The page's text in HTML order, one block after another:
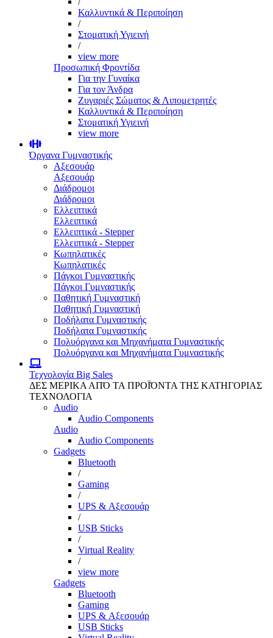
Καλλυντικά & Περιποίηση
/
Στοματική Υγιεινή
/
view more
Προσωπική Φροντίδα
Για την Γυναίκα
Για τον Άνδρα
Ζυγαριές Σώματος & Λιπομετρητές
Καλλυντικά & Περιποίηση
Στοματική Υγιεινή
view more
Όργανα Γυμναστικής
Αξεσουάρ
Αξεσουάρ
Διάδρομοι
Διάδρομοι
Ελλειπτικά
Ελλειπτικά
Ελλειπτικά - Stepper
Ελλειπτικά - Stepper
Κωπηλατικές
Κωπηλατικές
Πάγκοι Γυμναστικής
Πάγκοι Γυμναστικής
Παθητική Γυμναστική
Παθητική Γυμναστική
Ποδήλατα Γυμναστικής
Ποδήλατα Γυμναστικής
Πολυόργανα και Μηχανήματα Γυμναστικής
Πολυόργανα και Μηχανήματα Γυμναστικής
Τεχνολογία Big Sales
ΔΕΣ ΜΕΡΙΚΑ ΑΠΌ ΤΑ ΠΡΟΪΌΝΤΑ ΤΗΣ ΚΑΤΗΓΟΡΙΑΣ
ΤΕΧΝΟΛΟΓΙΑ
Audio
Audio Components
Audio
Audio Components
Gadgets
Bluetooth
/
Gaming
/
UPS & Αξεσουάρ
/
USB Sticks
/
Virtual Reality
/
view more
Gadgets
Bluetooth
Gaming
UPS & Αξεσουάρ
USB Sticks